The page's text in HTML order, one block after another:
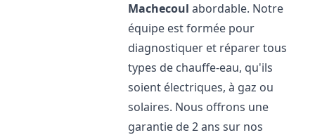
Machecoul abordable. Notre
équipe est formée pour
diagnostiquer et réparer tous
types de chauffe-eau, qu'ils
soient électriques, à gaz ou
solaires. Nous offrons une
garantie de 2 ans sur nos